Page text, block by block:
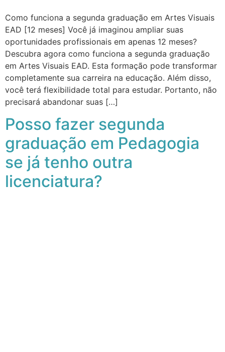
Como funciona a segunda graduação em Artes Visuais
EAD [12 meses] Você já imaginou ampliar suas
oportunidades profissionais em apenas 12 meses?
Descubra agora como funciona a segunda graduação
em Artes Visuais EAD. Esta formação pode transformar
completamente sua carreira na educação. Além disso,
você terá flexibilidade total para estudar. Portanto, não
precisará abandonar suas […]
Posso fazer segunda
graduação em Pedagogia
se já tenho outra
licenciatura?